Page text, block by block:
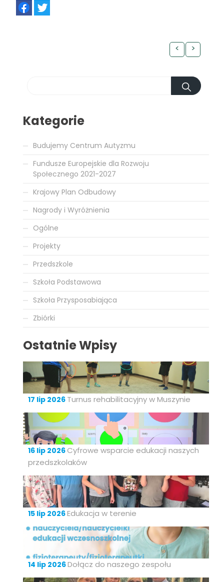
< >
Kategorie
Budujemy Centrum Autyzmu
Fundusze Europejskie dla Rozwoju
Społecznego 2021-2027
Krajowy Plan Odbudowy
Nagrody i Wyróżnienia
Ogólne
Projekty
Przedszkole
Szkoła Podstawowa
Szkoła Przysposabiająca
Zbiórki
Ostatnie Wpisy
17 lip 2026 Turnus rehabilitacyjny w Muszynie
16 lip 2026 Cyfrowe wsparcie edukacji naszych
przedszkolaków
15 lip 2026Edukacja w terenie
14 lip 2026Dołącz do naszego zespołu